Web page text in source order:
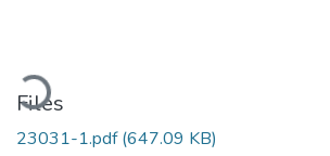
Files
23031-1.pdf(647.09 KB)